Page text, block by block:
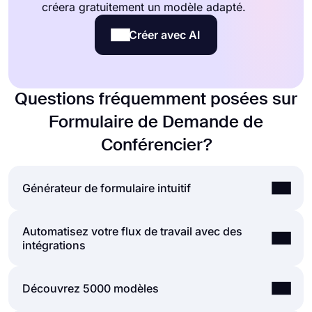
créera gratuitement un modèle adapté.
Créer avec AI
Questions fréquemment posées sur
Formulaire de Demande de
Conférencier?
Générateur de formulaire intuitif
Créez facilement des formulaires en ligne,
personnalisez les champs, la conception et les
nombreux types de champs de formulaire pour
Automatisez votre flux de travail avec des
intégrations
Vous pouvez intégrer les formulaires et les
Découvrez 5000 modèles